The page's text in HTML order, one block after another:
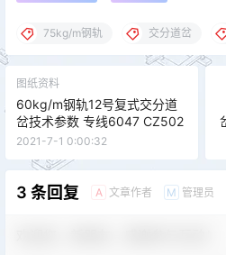
75kg/m钢轨 交分道岔
图纸资料
60kg/m钢轨12号复式交分道
岔技术参数 专线6047 CZ502
2021-7-1 0:00:32
3 条回复 A 文章作者 M 管理员